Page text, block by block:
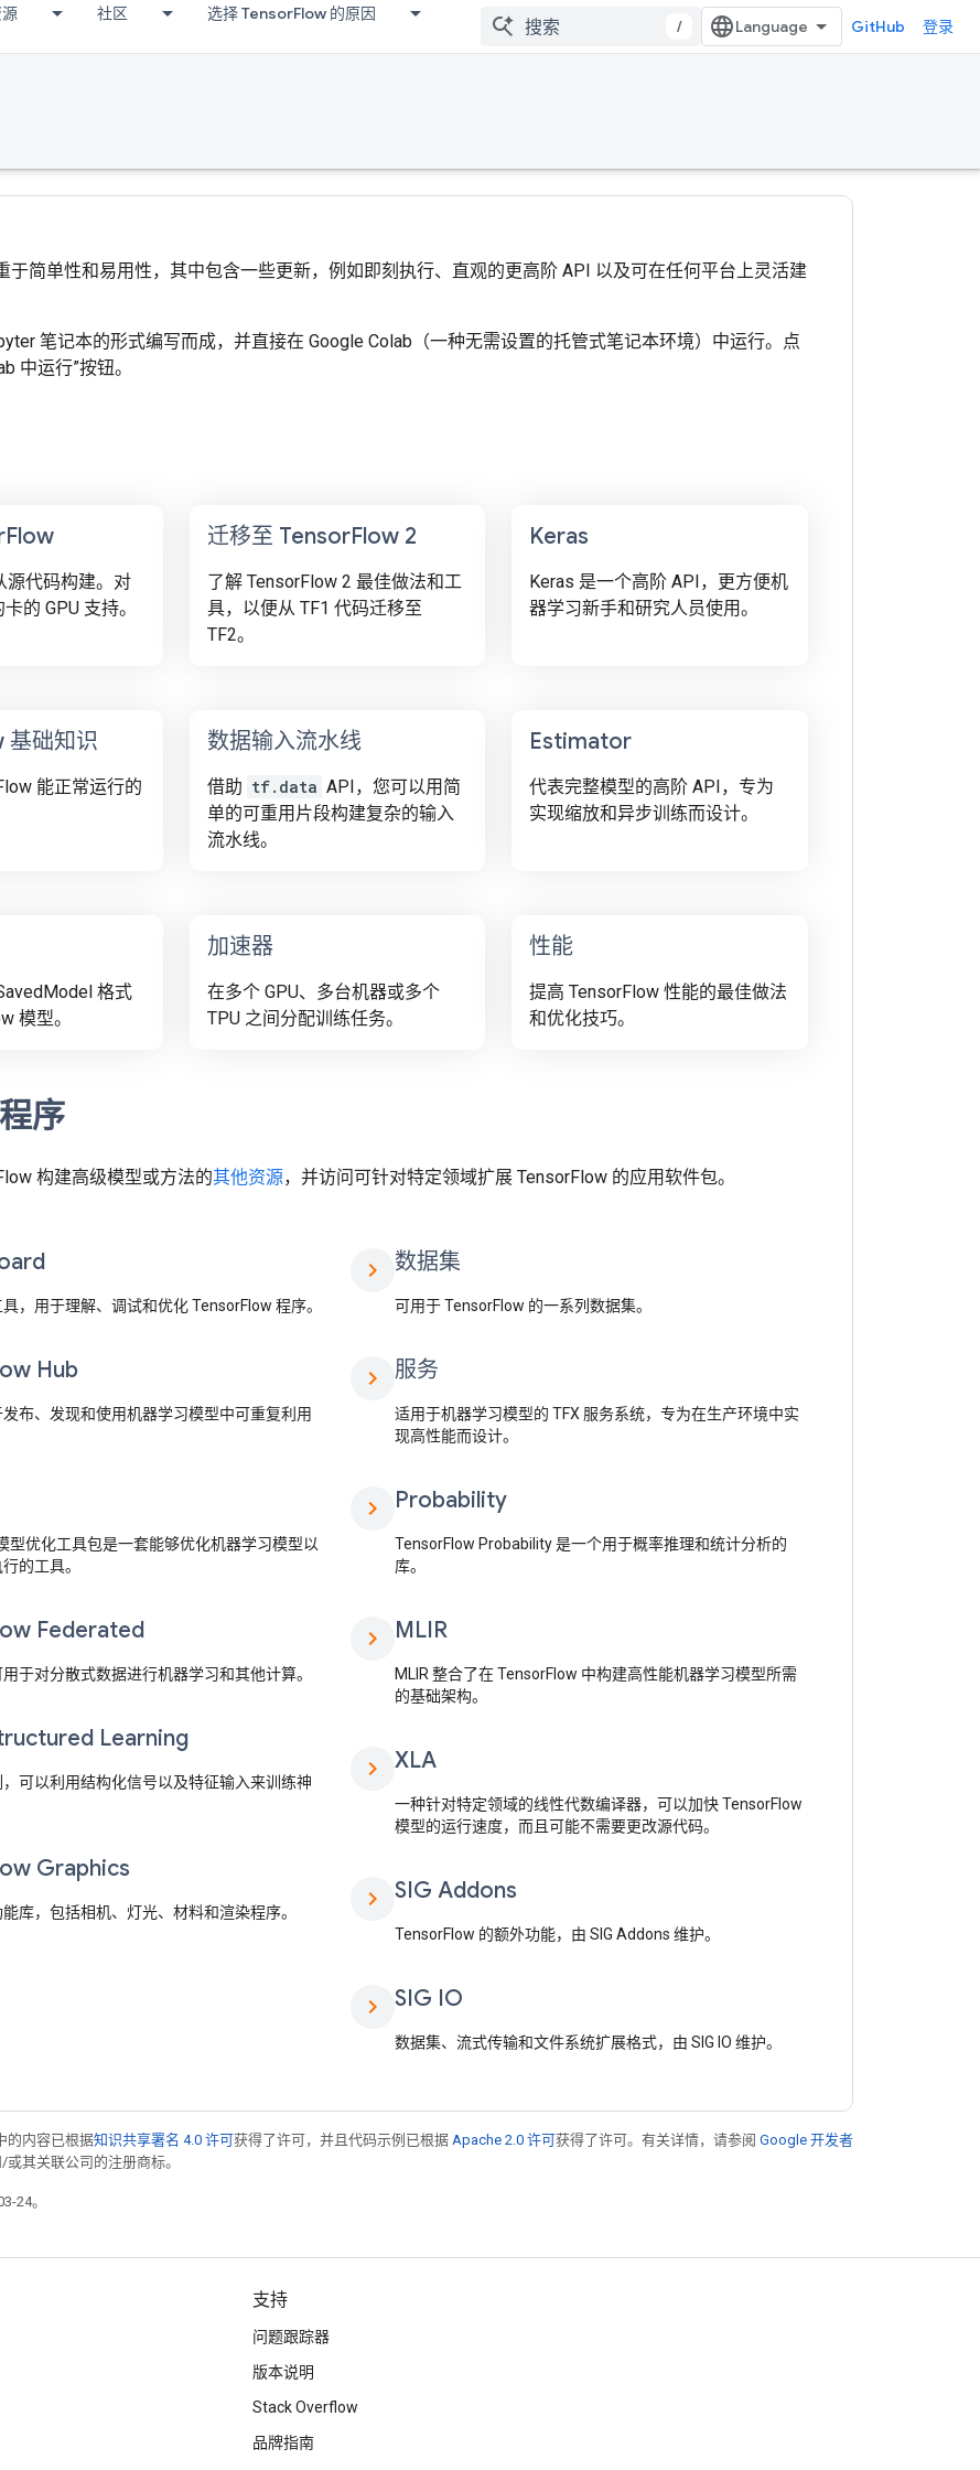
社区 选择 TensorFlow 的原因
/ GitHub 登录
于简单性和易用性，其中包含一些更新，例如即刻执行、直观的更高阶 API 以及可在任何平台上灵活建
笔记本的形式编写而成，并直接在 Google Colab（一种无需设置的托管式笔记本环境）中运行。点
中运行”按钮。
Flow
源代码构建。对
的 GPU 支持。
迁移至 TensorFlow 2
了解 TensorFlow 2 最佳做法和工
具，以便从 TF1 代码迁移至
TF2。
Keras
Keras 是一个高阶 API，更方便机
器学习新手和研究人员使用。
基础知识
能正常运行的
数据输入流水线
借助 tf.data API，您可以用简
单的可重用片段构建复杂的输入
流水线。
Estimator
代表完整模型的高阶 API，专为
实现缩放和异步训练而设计。
格式
模型。
加速器
在多个 GPU、多台机器或多个
TPU 之间分配训练任务。
性能
提高 TensorFlow 性能的最佳做法
和优化技巧。
序
构建高级模型或方法的其他资源，并访问可针对特定领域扩展 TensorFlow 的应用软件包。
，用于理解、调试和优化 TensorFlow 程序。
Hub
布、发现和使用机器学习模型中可重复利用
型优化工具包是一套能够优化机器学习模型以
的工具。
Federated
于对分散式数据进行机器学习和其他计算。
Learning
可以利用结构化信号以及特征输入来训练神
Graphics
库，包括相机、灯光、材料和渲染程序。
chevron_right 数据集
可用于 TensorFlow 的一系列数据集。
chevron_right 服务
适用于机器学习模型的 TFX 服务系统，专为在生产环境中实
现高性能而设计。
chevron_right Probability
TensorFlow Probability 是一个用于概率推理和统计分析的
库。
chevron_right MLIR
MLIR 整合了在 TensorFlow 中构建高性能机器学习模型所需
的基础架构。
chevron_right XLA
一种针对特定领域的线性代数编译器，可以加快 TensorFlow
模型的运行速度，而且可能不需要更改源代码。
chevron_right SIG Addons
TensorFlow 的额外功能，由 SIG Addons 维护。
chevron_right SIG IO
数据集、流式传输和文件系统扩展格式，由 SIG IO 维护。
的内容已根据知识共享署名 4.0 许可获得了许可，并且代码示例已根据 Apache 2.0 许可获得了许可。有关详情，请参阅 Google 开发者
或其关联公司的注册商标。
24。
支持
问题跟踪器
版本说明
Stack Overflow
品牌指南